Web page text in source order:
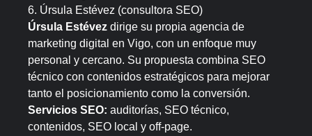
6. Úrsula Estévez (consultora SEO)
Úrsula Estévez dirige su propia agencia de
marketing digital en Vigo, con un enfoque muy
personal y cercano. Su propuesta combina SEO
técnico con contenidos estratégicos para mejorar
tanto el posicionamiento como la conversión.
Servicios SEO: auditorías, SEO técnico,
contenidos, SEO local y off-page.